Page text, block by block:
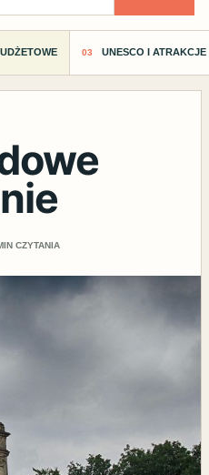
UNESCO I
CZYTANIA